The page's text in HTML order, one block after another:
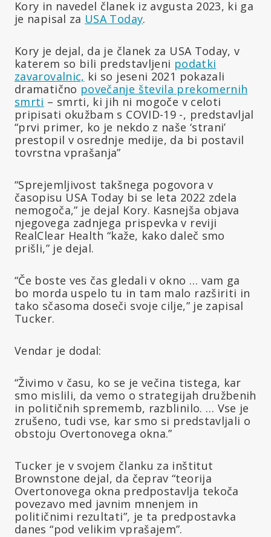
Kory in navedel članek iz avgusta 2023, ki ga
je napisal za USA Today.
Kory je dejal, da je članek za USA Today, v
katerem so bili predstavljeni podatki
zavarovalnic, ki so jeseni 2021 pokazali
dramatično povečanje števila prekomernih
smrti – smrti, ki jih ni mogoče v celoti
pripisati okužbam s COVID-19 -, predstavljal
“prvi primer, ko je nekdo z naše ‘strani’
prestopil v osrednje medije, da bi postavil
tovrstna vprašanja”
“Sprejemljivost takšnega pogovora v
časopisu USA Today bi se leta 2022 zdela
nemogoča,” je dejal Kory. Kasnejša objava
njegovega zadnjega prispevka v reviji
RealClear Health “kaže, kako daleč smo
prišli,” je dejal.
“Če boste ves čas gledali v okno … vam ga
bo morda uspelo tu in tam malo razširiti in
tako sčasoma doseči svoje cilje,” je zapisal
Tucker.
Vendar je dodal:
“Živimo v času, ko se je večina tistega, kar
smo mislili, da vemo o strategijah družbenih
in političnih sprememb, razblinilo. … Vse je
zrušeno, tudi vse, kar smo si predstavljali o
obstoju Overtonovega okna.”
Tucker je v svojem članku za inštitut
Brownstone dejal, da čeprav “teorija
Overtonovega okna predpostavlja tekoča
povezavo med javnim mnenjem in
političnimi rezultati”, je ta predpostavka
danes “pod velikim vprašajem”.